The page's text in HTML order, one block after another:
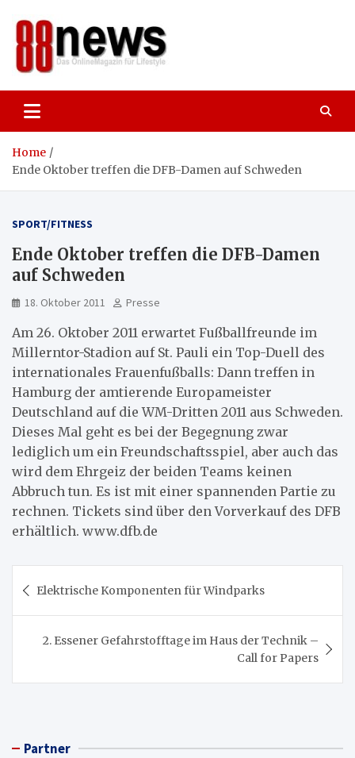
content
Home
Ende Oktober treffen die DFB-Damen auf Schweden
SPORT/FITNESS
Ende Oktober treffen die DFB-Damen
auf Schweden
18. Oktober 2011 Presse
Am 26. Oktober 2011 erwartet Fußballfreunde im
Millerntor-Stadion auf St. Pauli ein Top-Duell des
internationales Frauenfußballs: Dann treffen in
Hamburg der amtierende Europameister
Deutschland auf die WM-Dritten 2011 aus Schweden.
Dieses Mal geht es bei der Begegnung zwar
lediglich um ein Freundschaftsspiel, aber auch das
wird dem Ehrgeiz der beiden Teams keinen
Abbruch tun. Es ist mit einer spannenden Partie zu
rechnen. Tickets sind über den Vorverkauf des DFB
erhältlich. www.dfb.de
Elektrische Komponenten für Windparks
2. Essener Gefahrstofftage im Haus der Technik –
Call for Papers
Partner